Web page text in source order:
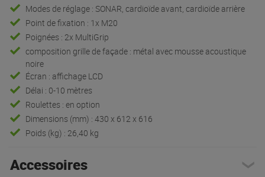
Modes de réglage : SONAR, cardioïde avant, cardioïde arrière
Point de fixation : 1x M20
Poignées : 2x MultiGrip
composition grille de façade : métal avec mousse acoustique
noire
Écran : affichage LCD
Délai : 0-10 mètres
Roulettes : en option
Dimensions (mm) : 430 x 612 x 616
Poids (kg) : 26,40 kg
Accessoires